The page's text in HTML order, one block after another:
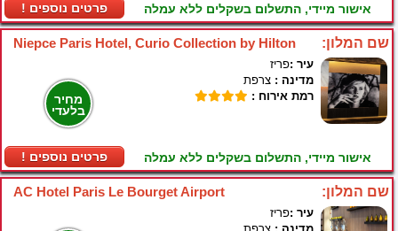
! פרטים נוספים אישור מיידי, התשלום בשקלים ללא עמלה
Niepce Paris Hotel, Curio Collection by Hilton שם המלון:
מחיר
בלעדי
! פרטים נוספים
עיר :פריז
מדינה : צרפת
רמת אירוח :
אישור מיידי, התשלום בשקלים ללא עמלה
AC Hotel Paris Le Bourget Airport שם המלון:
עיר :פריז